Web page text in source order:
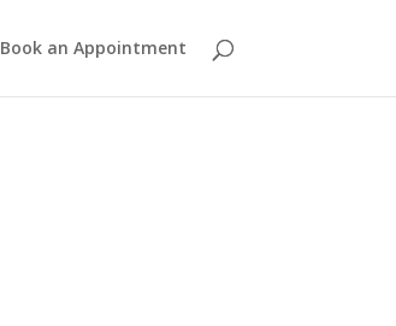
Book an Appointment